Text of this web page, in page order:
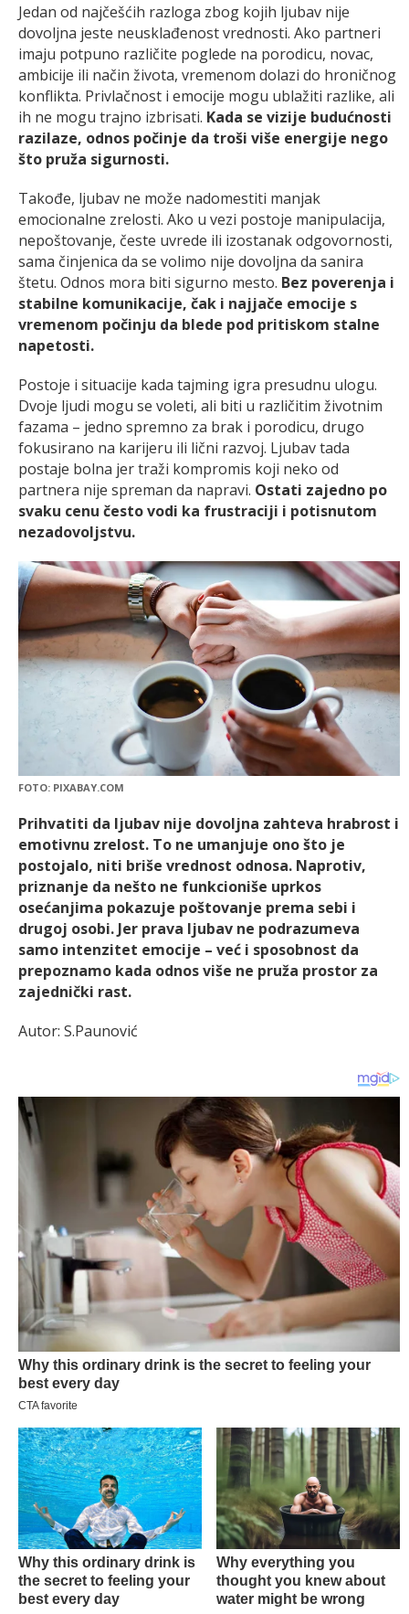
Jedan od najčešćih razloga zbog kojih ljubav nije
dovoljna jeste neusklađenost vrednosti. Ako partneri
imaju potpuno različite poglede na porodicu, novac,
ambicije ili način života, vremenom dolazi do hroničnog
konflikta. Privlačnost i emocije mogu ublažiti razlike, ali
ih ne mogu trajno izbrisati. Kada se vizije budućnosti
razilaze, odnos počinje da troši više energije nego
što pruža sigurnosti.
Takođe, ljubav ne može nadomestiti manjak
emocionalne zrelosti. Ako u vezi postoje manipulacija,
nepoštovanje, česte uvrede ili izostanak odgovornosti,
sama činjenica da se volimo nije dovoljna da sanira
štetu. Odnos mora biti sigurno mesto. Bez poverenja i
stabilne komunikacije, čak i najjače emocije s
vremenom počinju da blede pod pritiskom stalne
napetosti.
Postoje i situacije kada tajming igra presudnu ulogu.
Dvoje ljudi mogu se voleti, ali biti u različitim životnim
fazama – jedno spremno za brak i porodicu, drugo
fokusirano na karijeru ili lični razvoj. Ljubav tada
postaje bolna jer traži kompromis koji neko od
partnera nije spreman da napravi. Ostati zajedno po
svaku cenu često vodi ka frustraciji i potisnutom
nezadovoljstvu.
FOTO: PIXABAY.COM
Prihvatiti da ljubav nije dovoljna zahteva hrabrost i
emotivnu zrelost. To ne umanjuje ono što je
postojalo, niti briše vrednost odnosa. Naprotiv,
priznanje da nešto ne funkcioniše uprkos
osećanjima pokazuje poštovanje prema sebi i
drugoj osobi. Jer prava ljubav ne podrazumeva
samo intenzitet emocije – već i sposobnost da
prepoznamo kada odnos više ne pruža prostor za
zajednički rast.
Autor: S.Paunović